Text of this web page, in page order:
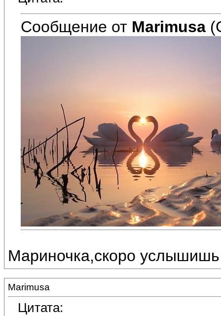
Сообщение от Marimusa
Мариночка,скоро услышишь
Marimusa
Цитата: